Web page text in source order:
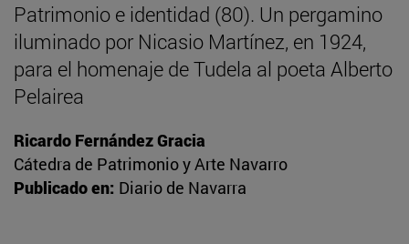
Patrimonio e identidad (80). Un pergamino
iluminado por Nicasio Martínez, en 1924,
para el homenaje de Tudela al poeta Alberto
Pelairea
Ricardo Fernández Gracia
Cátedra de Patrimonio y Arte Navarro
Publicado en: Diario de Navarra